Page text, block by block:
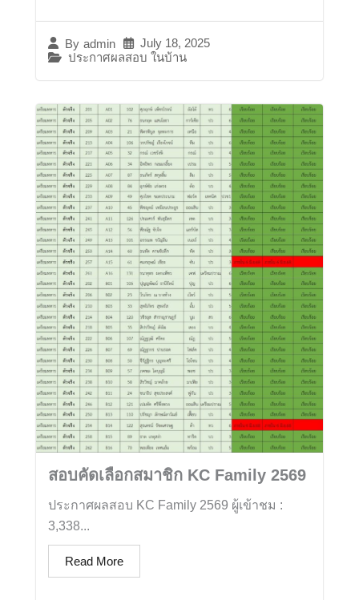
By admin
July 18, 2025
ประกาศผลสอบ ในบ้าน
สอบคัดเลือกสมาชิก KC Family 2569
ประกาศผลสอบ KC Family 2569 ผู้เข้าชม :
3,338...
Read More